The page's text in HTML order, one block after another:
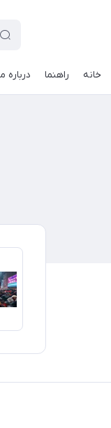
خانه راهنما درباره